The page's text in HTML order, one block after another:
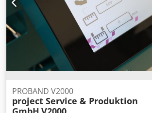
PROBAND V2000
project Service & Produktion